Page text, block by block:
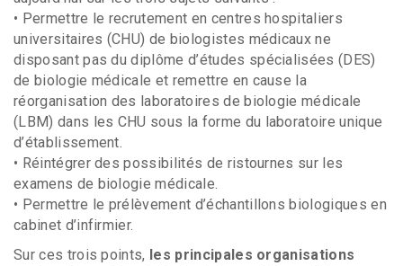
• Permettre le recrutement en centres hospitaliers
universitaires (CHU) de biologistes médicaux ne
disposant pas du diplôme d’études spécialisées (DES)
de biologie médicale et remettre en cause la
réorganisation des laboratoires de biologie médicale
(LBM) dans les CHU sous la forme du laboratoire unique
d’établissement.
• Réintégrer des possibilités de ristournes sur les
examens de biologie médicale.
• Permettre le prélèvement d’échantillons biologiques en
cabinet d’infirmier.
Sur ces trois points, les principales organisations